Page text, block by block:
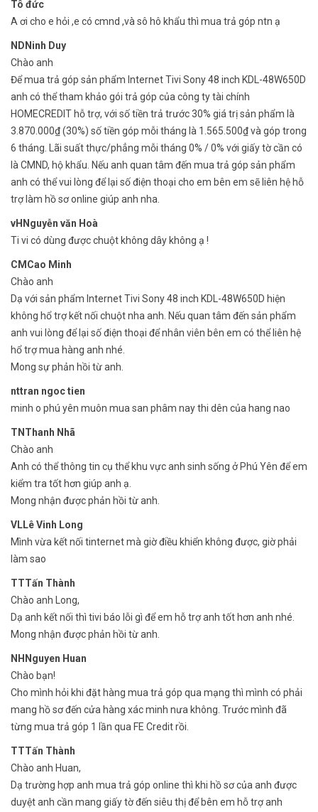
Tô đức
A ơi cho e hỏi ,e có cmnd ,và sô hô khẩu thì mua trả góp ntn ạ
NDNinh Duy
Chào anh
Để mua trả góp sản phẩm Internet Tivi Sony 48 inch KDL-48W650D
anh có thể tham khảo gói trả góp của công ty tài chính
HOMECREDIT hỗ trợ, với số tiền trả trước 30% giá trị sản phẩm là
3.870.000₫ (30%) số tiền góp mỗi tháng là 1.565.500₫ và góp trong
6 tháng. Lãi suất thực/phẳng mỗi tháng 0% / 0% với giấy tờ cần có
là CMND, hộ khẩu. Nếu anh quan tâm đến mua trả góp sản phẩm
anh có thể vui lòng để lại số điện thoại cho em bên em sẽ liên hệ hỗ
trợ làm hồ sơ online giúp anh nha.
vHNguyễn văn Hoà
Ti vi có dùng được chuột không dây không ạ !
CMCao Minh
Chào anh
Dạ với sản phẩm Internet Tivi Sony 48 inch KDL-48W650D hiện
không hổ trợ kết nối chuột nha anh. Nếu quan tâm đến sản phẩm
anh vui lòng để lại số điện thoại để nhân viên bên em có thể liên hệ
hổ trợ mua hàng anh nhé.
Mong sự phản hồi từ anh.
nttran ngoc tien
minh o phú yên muôn mua san phâm nay thi dên của hang nao
TNThanh Nhã
Chào anh
Anh có thể thông tin cụ thể khu vực anh sinh sống ở Phú Yên để em
kiểm tra tốt hơn giúp anh ạ.
Mong nhận được phản hồi từ anh.
VLLê Vinh Long
Mình vừa kết nối tinternet mà giờ điều khiển không được, giờ phải
làm sao
TTTấn Thành
Chào anh Long,
Dạ anh kết nối thì tivi báo lỗi gì để em hỗ trợ anh tốt hơn anh nhé.
Mong nhận được phản hồi từ anh.
NHNguyen Huan
Chào bạn!
Cho mình hỏi khi đặt hàng mua trả góp qua mạng thì mình có phải
mang hồ sơ đến cửa hàng xác minh nưa không. Trước mình đã
từng mua trả góp 1 lần qua FE Credit rồi.
TTTấn Thành
Chào anh Huan,
Dạ trường hợp anh mua trả góp online thì khi hồ sơ của anh được
duyệt anh cần mang giấy tờ đến siêu thị để bên em hỗ trợ anh